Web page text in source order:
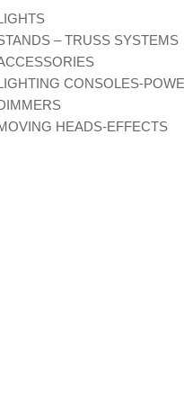
– TRUSS SYSTEMS
CONSOLES-
HEADS-EFFECTS